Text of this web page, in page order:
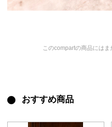
このcompartの商品には
おすすめ商品